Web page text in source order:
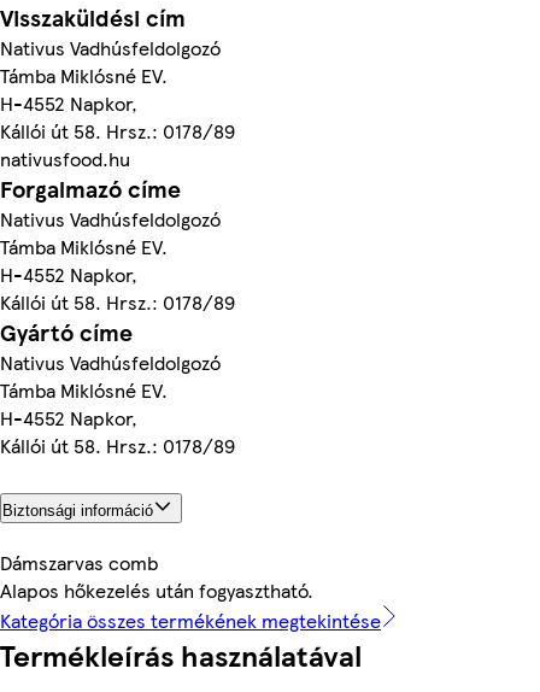
Visszaküldési cím
Nativus Vadhúsfeldolgozó
Támba Miklósné EV.
H-4552 Napkor,
Kállói út 58. Hrsz.: 0178/89
nativusfood.hu
Forgalmazó címe
Nativus Vadhúsfeldolgozó
Támba Miklósné EV.
H-4552 Napkor,
Kállói út 58. Hrsz.: 0178/89
Gyártó címe
Nativus Vadhúsfeldolgozó
Támba Miklósné EV.
H-4552 Napkor,
Kállói út 58. Hrsz.: 0178/89
Biztonsági információ
Dámszarvas comb
Alapos hőkezelés után fogyasztható.
Kategória összes termékének megtekintése
Termékleírás használatával